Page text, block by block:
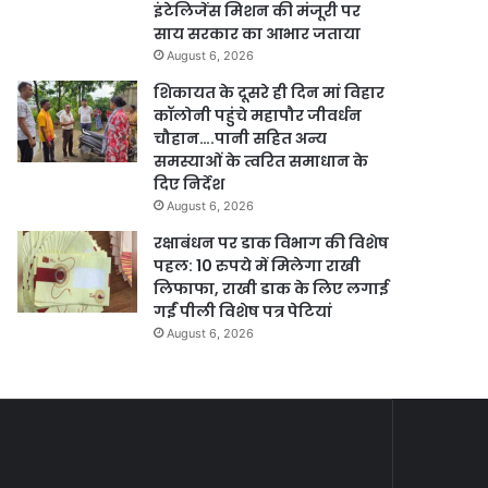
इंटेलिजेंस मिशन की मंजूरी पर
साय सरकार का आभार जताया
August 6, 2026
शिकायत के दूसरे ही दिन मां विहार
कॉलोनी पहुंचे महापौर जीवर्धन
चौहान….पानी सहित अन्य
समस्याओं के त्वरित समाधान के
दिए निर्देश
August 6, 2026
रक्षाबंधन पर डाक विभाग की विशेष
पहल: 10 रुपये में मिलेगा राखी
लिफाफा, राखी डाक के लिए लगाई
गईं पीली विशेष पत्र पेटियां
August 6, 2026